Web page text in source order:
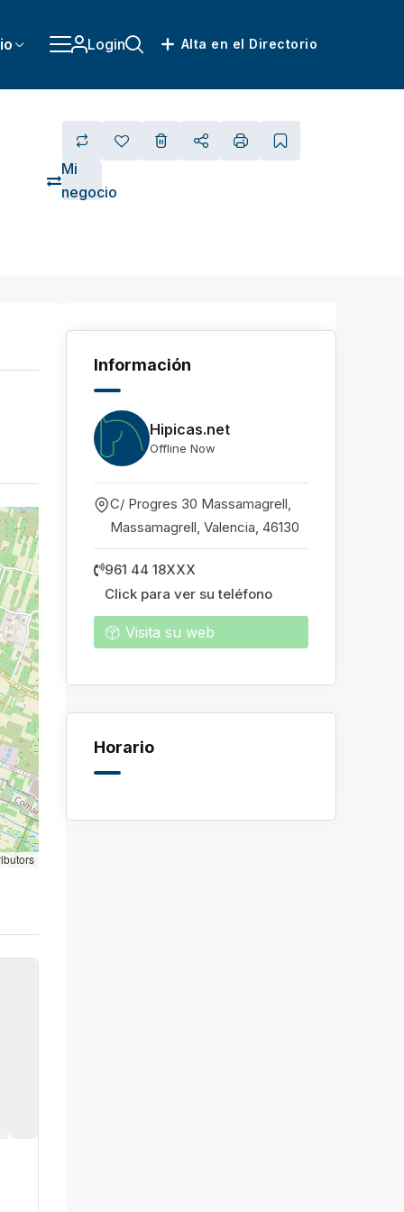
Login Alta en el Directorio
Mi
negocio
Información
Hipicas.net
Offline Now
C/ Progres 30 Massamagrell,
Massamagrell, Valencia, 46130
961 44 18XXX
Click para ver su teléfono
Visita su web
Horario